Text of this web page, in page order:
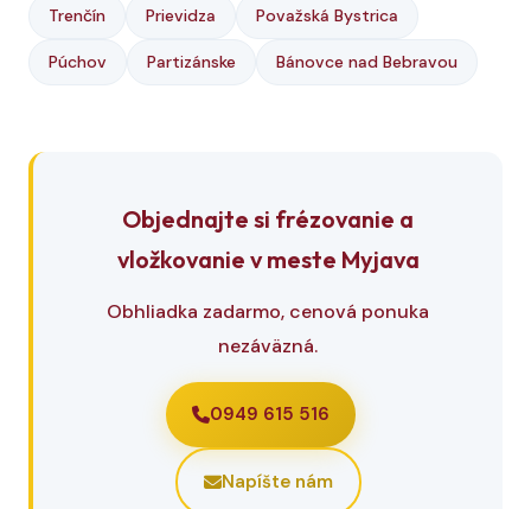
Trenčín Prievidza Považská Bystrica
Púchov Partizánske Bánovce nad Bebravou
Objednajte si frézovanie a
vložkovanie v meste Myjava
Obhliadka zadarmo, cenová ponuka
nezáväzná.
0949 615 516
Napíšte nám